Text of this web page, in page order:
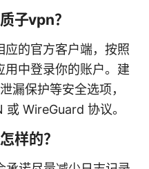
子vpn？
的官方客户端，按照
用中登录你的账户。建
漏保护等安全选项，
WireGuard 协议。
样的？